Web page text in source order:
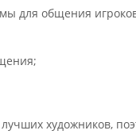
для общения
художников,